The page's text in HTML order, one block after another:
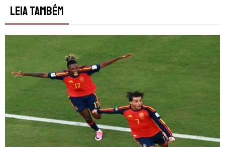
LEIA TAMBÉM